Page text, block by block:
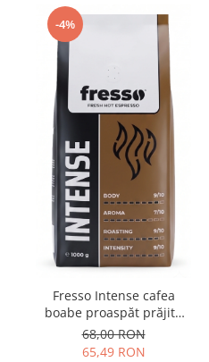
-4%
Fresso Intense cafea
boabe proaspăt prăjită
vending 1kg
68,00 RON
65,49 RON